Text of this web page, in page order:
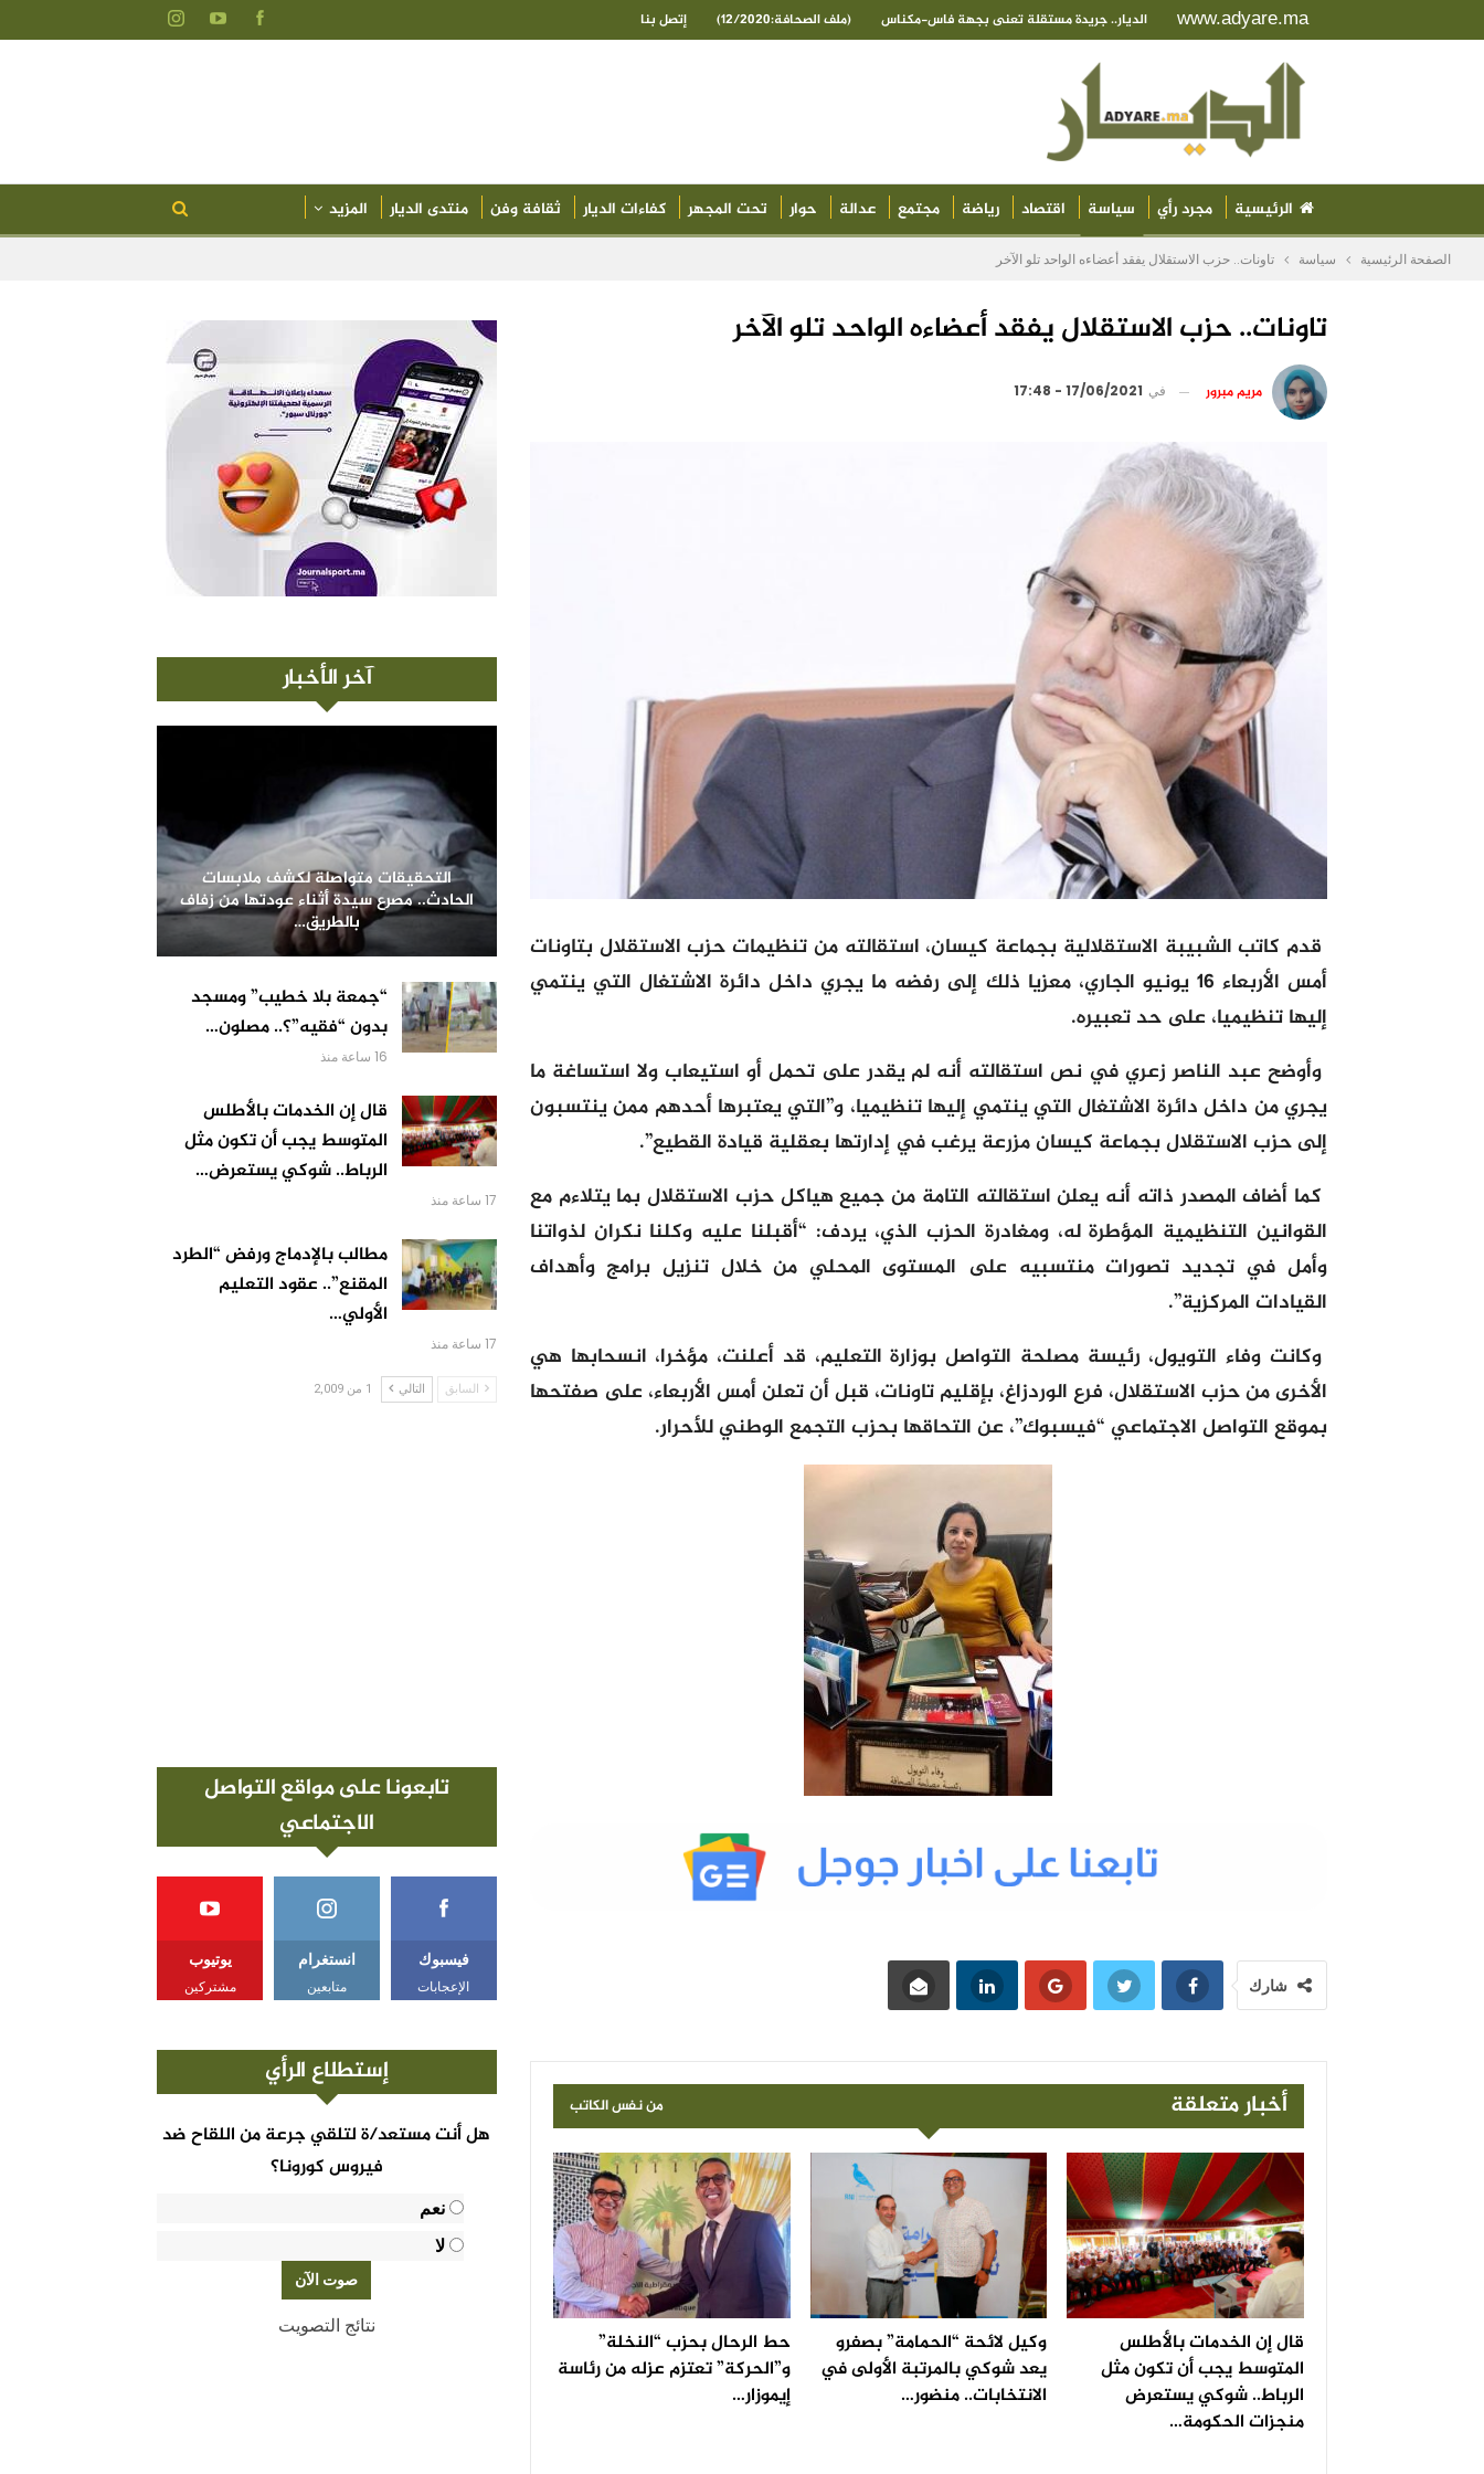
www.adyare.ma الديار.. جريدة مستقلة تعنى بجهة فاس-مكناس (ملف الصحافة:12/2020) إتصل بنا
الرئيسية مجرد رأي سياسة اقتصاد رياضة مجتمع عدالة حوار تحت المجهر كفاءات الديار ثقافة وفن منتدى الديار المزيد
الصفحة الرئيسية سياسة تاونات.. حزب الاستقلال يفقد أعضاءه الواحد تلو الآخر
تاونات.. حزب الاستقلال يفقد أعضاءه الواحد تلو الآخر
مريم مبرور في 17/06/2021 - 17:48
قدم كاتب الشبيبة الاستقلالية بجماعة كيسان، استقالته من تنظيمات حزب الاستقلال بتاونات
أمس الأربعاء 16 يونيو الجاري، معزيا ذلك إلى رفضه ما يجري داخل دائرة الاشتغال التي ينتمي
إليها تنظيميا، على حد تعبيره.
وأوضح عبد الناصر زعري في نص استقالته أنه لم يقدر على تحمل أو استيعاب ولا استساغة ما
يجري من داخل دائرة الاشتغال التي ينتمي إليها تنظيميا، و”التي يعتبرها أحدهم ممن ينتسبون
إلى حزب الاستقلال بجماعة كيسان مزرعة يرغب في إدارتها بعقلية قيادة القطيع”.
كما أضاف المصدر ذاته أنه يعلن استقالته التامة من جميع هياكل حزب الاستقلال بما يتلاءم مع
القوانين التنظيمية المؤطرة له، ومغادرة الحزب الذي، يردف: “أقبلنا عليه وكلنا نكران لذواتنا
وأمل في تجديد تصورات منتسبيه على المستوى المحلي من خلال تنزيل برامج وأهداف
القيادات المركزية”.
وكانت وفاء التويول، رئيسة مصلحة التواصل بوزارة التعليم، قد أعلنت، مؤخرا، انسحابها هي
الأخرى من حزب الاستقلال، فرع الوردزاغ، بإقليم تاونات، قبل أن تعلن أمس الأربعاء، على صفتحها
بموقع التواصل الاجتماعي “فيسبوك”، عن التحاقها بحزب التجمع الوطني للأحرار.
شارك
أخبار متعلقة من نفس الكاتب
قال إن الخدمات بالأطلس
المتوسط يجب أن تكون مثل
الرباط.. شوكي يستعرض
منجزات الحكومة…
وكيل لائحة “الحمامة” بصفرو
يعد شوكي بالمرتبة الأولى في
الانتخابات.. منضور…
حط الرحال بحزب “النخلة”
و”الحركة” تعتزم عزله من رئاسة
إيموزار…
آخر الأخبار
التحقيقات متواصلة لكشف ملابسات
الحادث.. مصرع سيدة أثناء عودتها من زفاف
بالطريق…
“جمعة بلا خطيب” ومسجد
بدون “فقيه”؟.. مصلون…
16 ساعة منذ
قال إن الخدمات بالأطلس
المتوسط يجب أن تكون مثل
الرباط.. شوكي يستعرض…
17 ساعة منذ
مطالب بالإدماج ورفض “الطرد
المقنع”.. عقود التعليم
الأولي…
17 ساعة منذ
السابق التالي 1 من 2,009
تابعونا على مواقع التواصل
الاجتماعي
فيسبوك
الإعجابات
انستغرام
متابعين
يوتيوب
مشتركين
إستطلاع الرأي
هل أنت مستعد/ة لتلقي جرعة من اللقاح ضد
فيروس كورونا؟
نعم
لا
نتائج التصويت